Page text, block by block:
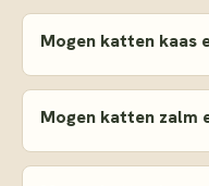
Mogen katten kaas
Mogen katten zalm